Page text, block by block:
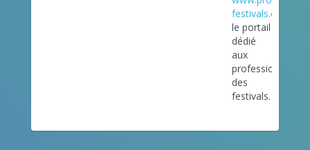
festivals.com
le portail
dédié
aux
professionnels
des
festivals.